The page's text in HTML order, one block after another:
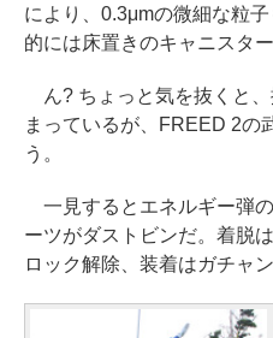
により、0.3μmの微細な粒
的には床置きのキャニスタ
ん? ちょっと気を抜くと
まっているが、FREED 2の
う。
一見するとエネルギー弾
ーツがダストビンだ。着脱
ロック解除、装着はガチャ